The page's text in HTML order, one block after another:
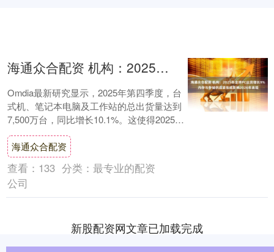
海通众合配资 机构：2025年全球PC出货增长9% 内存与存储供应紧张或影响2026年表现
Omdia最新研究显示，2025年第四季度，台
式机、笔记本电脑及工作站的总出货量达到
7,500万台，同比增长10.1%。这使得2025年
全年PC出货量达到2.7....
海通众合配资
查看： 133 分类： 最专业的配资
公司
新股配资网文章已加载完成